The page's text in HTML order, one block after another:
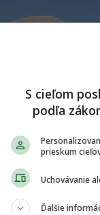
sprísňuje
eur
S cieľom
podľa
prieskum
Uchovávanie
Ďalšie